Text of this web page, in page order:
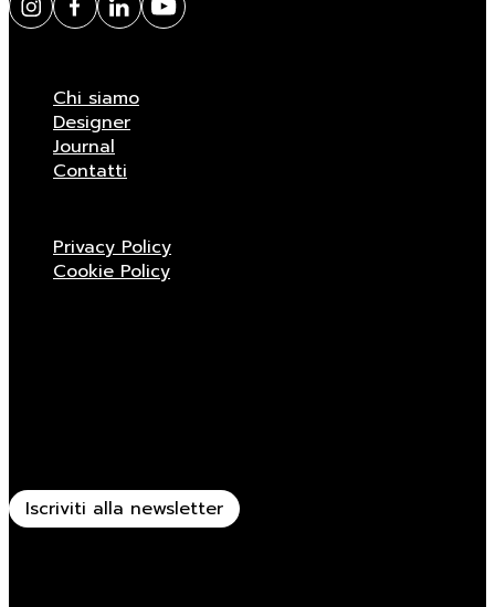
Chi siamo
Designer
Journal
Contatti
Privacy Policy
Cookie Policy
Ricevi tutte le novità sulle sedute Viganò & C.
Iscriviti alla newsletter